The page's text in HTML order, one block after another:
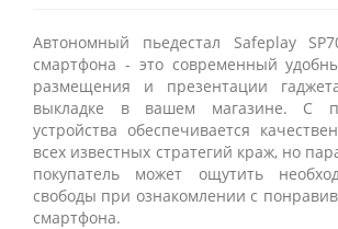
Автономный пьедестал Safeplay
смартфона - это современный
размещения и презентации
выкладке в вашем магазине. С
устройства обеспечивается
всех известных стратегий краж, но
покупатель может ощутить
свободы при ознакомлении с
смартфона.